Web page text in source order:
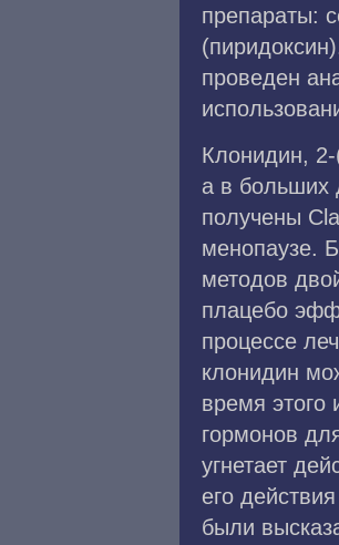
препараты:
проведен
Клонидин,
а в больших
получены
менопаузе.
методов
плацебо
процессе
клонидин
время этого
гормонов
угнетает
его
были